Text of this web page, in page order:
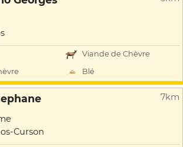
Viande de Chèvre
Blé
7km
Curson